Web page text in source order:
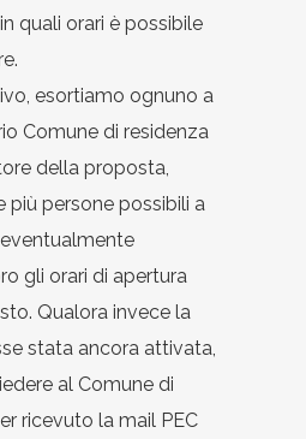
quali orari è possibile
esortiamo ognuno a
Comune di residenza
della proposta,
più persone possibili a
gli orari di apertura
Qualora invece la
stata ancora attivata,
al Comune di
ricevuto la mail PEC